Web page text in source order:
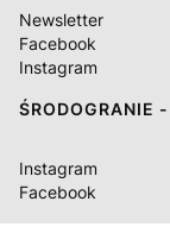
Newsletter
Facebook
Instagram
ŚRODOGRANIE
Instagram
Facebook